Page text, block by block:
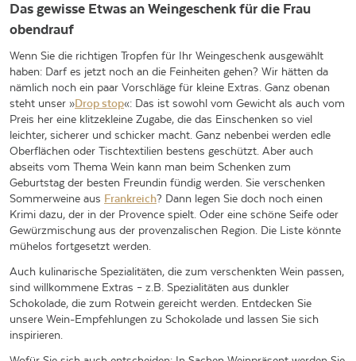
Das gewisse Etwas an Weingeschenk für die Frau
obendrauf
Wenn Sie die richtigen Tropfen für Ihr Weingeschenk ausgewählt
haben: Darf es jetzt noch an die Feinheiten gehen? Wir hätten da
nämlich noch ein paar Vorschläge für kleine Extras. Ganz obenan
steht unser »Drop stop«: Das ist sowohl vom Gewicht als auch vom
Preis her eine klitzekleine Zugabe, die das Einschenken so viel
leichter, sicherer und schicker macht. Ganz nebenbei werden edle
Oberflächen oder Tischtextilien bestens geschützt. Aber auch
abseits vom Thema Wein kann man beim Schenken zum
Geburtstag der besten Freundin fündig werden. Sie verschenken
Sommerweine aus Frankreich? Dann legen Sie doch noch einen
Krimi dazu, der in der Provence spielt. Oder eine schöne Seife oder
Gewürzmischung aus der provenzalischen Region. Die Liste könnte
mühelos fortgesetzt werden.
Auch kulinarische Spezialitäten, die zum verschenkten Wein passen,
sind willkommene Extras – z.B. Spezialitäten aus dunkler
Schokolade, die zum Rotwein gereicht werden. Entdecken Sie
unsere Wein-Empfehlungen zu Schokolade und lassen Sie sich
inspirieren.